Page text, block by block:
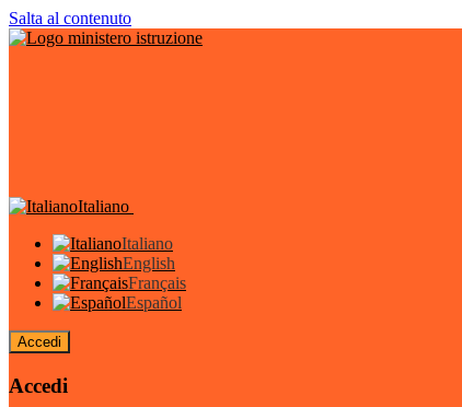
Salta al contenuto
Italiano
Italiano
English
Français
Español
Accedi
Accedi